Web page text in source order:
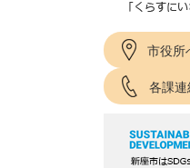
市役所
各課連